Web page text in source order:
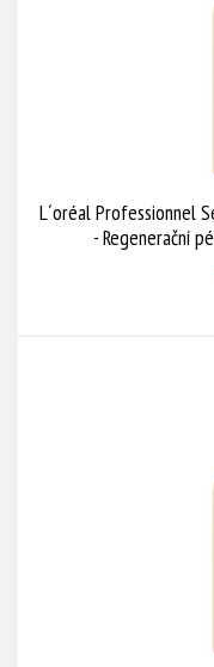
L´oréal Professionnel
- Regenerační